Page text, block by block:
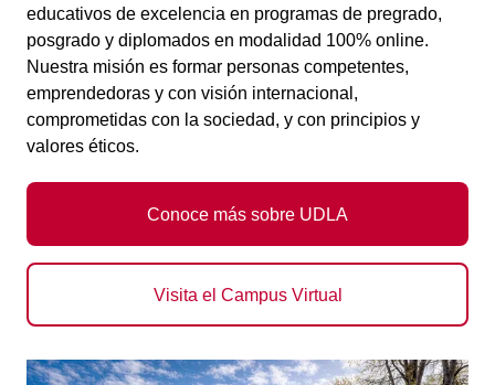
educativos de excelencia en programas de pregrado,
posgrado y diplomados en modalidad 100% online.
Nuestra misión es formar personas competentes,
emprendedoras y con visión internacional,
comprometidas con la sociedad, y con principios y
valores éticos.
Visita el Campus Virtual
Conoce más sobre UDLA